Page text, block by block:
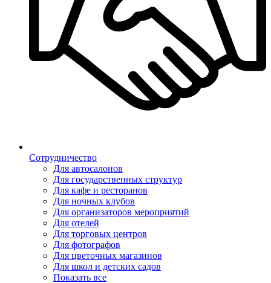
Сотрудничество
Для автосалонов
Для государственных структур
Для кафе и ресторанов
Для ночных клубов
Для организаторов мероприятий
Для отелей
Для торговых центров
Для фотографов
Для цветочных магазинов
Для школ и детских садов
Показать все